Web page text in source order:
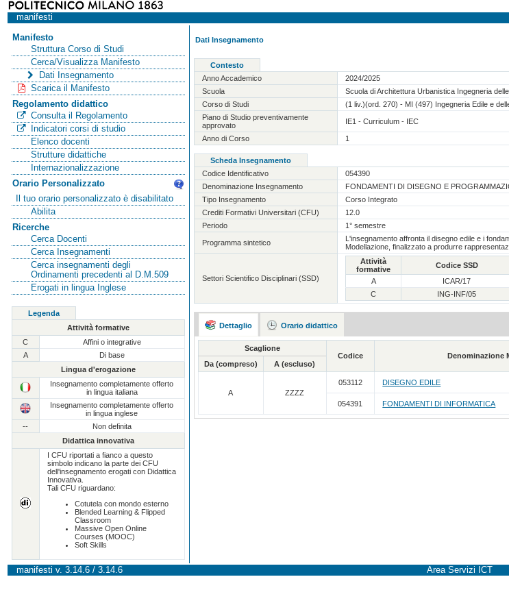
manifesti
Manifesto
Struttura Corso di Studi
Cerca/Visualizza Manifesto
Dati Insegnamento
Scarica il Manifesto
Regolamento didattico
Consulta il Regolamento
Indicatori corsi di studio
Elenco docenti
Strutture didattiche
Internazionalizzazione
Orario Personalizzato
Il tuo orario personalizzato è disabilitato
Abilita
Ricerche
Cerca Docenti
Cerca Insegnamenti
Cerca insegnamenti degli
Ordinamenti precedenti al D.M.509
Erogati in lingua Inglese
Legenda
Attività formative
C
Affini o integrative
A
Di base
Lingua d'erogazione
Insegnamento completamente offerto
in lingua italiana
Insegnamento completamente offerto
in lingua inglese
--
Non definita
Didattica innovativa
I CFU riportati a fianco a questo
simbolo indicano la parte dei CFU
dell'insegnamento erogati con Didattica
Innovativa.
Tali CFU riguardano:
Cotutela con mondo esterno
Blended Learning & Flipped
Classroom
Massive Open Online
Courses (MOOC)
Soft Skills
Dati Insegnamento
Contesto
Anno Accademico
2024/2025
Scuola
Scuola di Architettura Urbanistica Ingegneria
Corso di Studi
(1 liv.)(ord. 270) - MI (497) Ingegneria Edile e
Piano di Studio preventivamente
approvato
IE1 - Curriculum - IEC
Anno di Corso 1
Scheda Insegnamento
Codice Identificativo
054390
Denominazione Insegnamento
FONDAMENTI DI DISEGNO E
Tipo Insegnamento
Corso Integrato
Crediti Formativi Universitari (CFU)
12.0
Periodo
1° semestre
Programma sintetico
L'insegnamento affronta il disegno edile e i
Modellazione, finalizzato a produrre
Settori Scientifico Disciplinari (SSD)
Attività
formative
Codice SSD
A
ICAR/17
C
ING-INF/05
Dettaglio Orario didattico
Scaglione
Codice
Denominazione
Da (compreso) A (escluso)
A ZZZZ
053112 DISEGNO EDILE
054391 FONDAMENTI DI INFORMATICA
manifesti v. 3.14.6 / 3.14.6 Area Servizi ICT